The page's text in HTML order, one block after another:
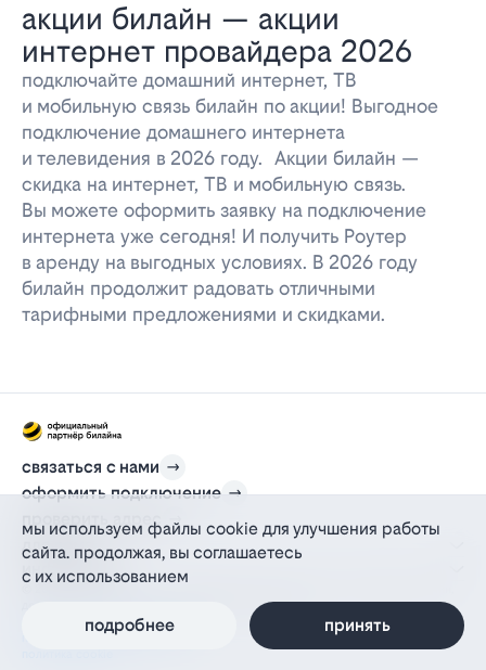
акции билайн — акции
интернет провайдера 2026
подключайте домашний интернет, ТВ
и мобильную связь билайн по акции! Выгодное
подключение домашнего интернета
и телевидения в 2026 году. Акции билайн —
скидка на интернет, ТВ и мобильную связь.
Вы можете оформить заявку на подключение
интернета уже сегодня! И получить Роутер
в аренду на выгодных условиях. В 2026 году
билайн продолжит радовать отличными
тарифными предложениями и скидками.
связаться с нами
оформить подключение
проверить адрес
для дома
информация
действующий на основании агентского договора
политика персональных данных
политика конфиденциальности
мы используем файлы cookie для улучшения работы
сайта. продолжая, вы соглашаетесь
с их использованием
подробнее принять